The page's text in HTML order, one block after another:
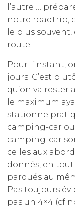
l’autre …
notre roadtrip,
le plus
route.
Pour l’instant,
jours. C’est
qu’on va
le maximum
stationne
camping-car
camping-car
celles aux
donnés, en tout
parqués au
Pas toujours
pas un 4×4 (cf